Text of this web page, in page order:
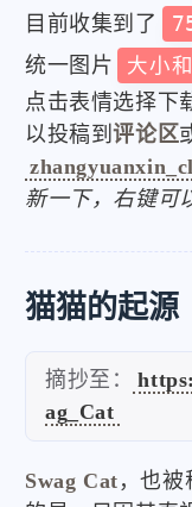
目前收集到了
统一图片
大小
点击表情选择下
以投稿到评论区
新一下，右键可
猫猫的起源
摘抄至：
ag_Cat
Swag Cat ，也被